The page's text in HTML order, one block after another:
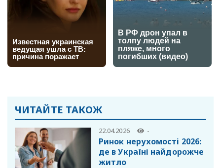
ЧИТАЙТЕ ТАКОЖ
22.04.2026 -
Ринок нерухомості 2026:
де в Україні найдорожче
житло